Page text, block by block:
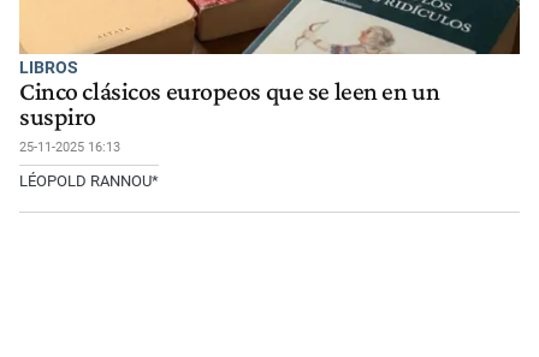
LIBROS
Cinco clásicos europeos que se leen en un
suspiro
25-11-2025 16:13
LÉOPOLD RANNOU*